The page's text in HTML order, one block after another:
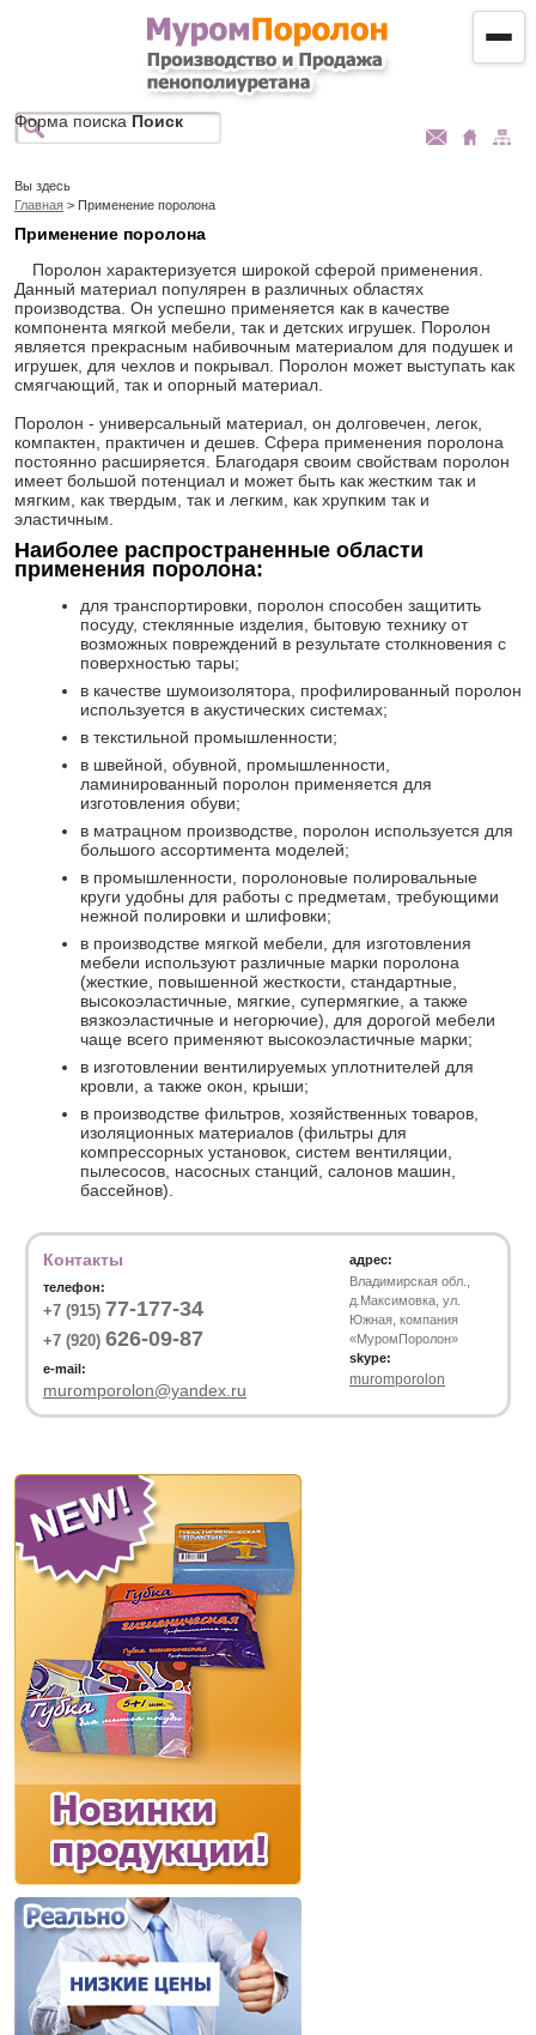
Форма поиска Поиск
Вы здесь
Главная > Применение поролона
Применение поролона
Поролон характеризуется широкой сферой применения.
Данный материал популярен в различных областях
производства. Он успешно применяется как в качестве
компонента мягкой мебели, так и детских игрушек. Поролон
является прекрасным набивочным материалом для подушек и
игрушек, для чехлов и покрывал. Поролон может выступать как
смягчающий, так и опорный материал.
Поролон - универсальный материал, он долговечен, легок,
компактен, практичен и дешев. Сфера применения поролона
постоянно расширяется. Благодаря своим свойствам поролон
имеет большой потенциал и может быть как жестким так и
мягким, как твердым, так и легким, как хрупким так и
эластичным.
Наиболее распространенные области
применения поролона:
для транспортировки, поролон способен защитить
посуду, стеклянные изделия, бытовую технику от
возможных повреждений в результате столкновения с
поверхностью тары;
в качестве шумоизолятора, профилированный поролон
используется в акустических системах;
в текстильной промышленности;
в швейной, обувной, промышленности,
ламинированный поролон применяется для
изготовления обуви;
в матрацном производстве, поролон используется для
большого ассортимента моделей;
в промышленности, поролоновые полировальные
круги удобны для работы с предметам, требующими
нежной полировки и шлифовки;
в производстве мягкой мебели, для изготовления
мебели используют различные марки поролона
(жесткие, повышенной жесткости, стандартные,
высокоэластичные, мягкие, супермягкие, а также
вязкоэластичные и негорючие), для дорогой мебели
чаще всего применяют высокоэластичные марки;
в изготовлении вентилируемых уплотнителей для
кровли, а также окон, крыши;
в производстве фильтров, хозяйственных товаров,
изоляционных материалов (фильтры для
компрессорных установок, систем вентиляции,
пылесосов, насосных станций, салонов машин,
бассейнов).
Контакты
телефон:
+7 (915) 77-177-34
+7 (920) 626-09-87
e-mail:
muromporolon@yandex.ru
адрес:
Владимирская обл.,
д.Максимовка, ул.
Южная, компания
«МуромПоролон»
skype:
muromporolon